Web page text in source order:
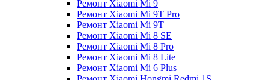
Ремонт Xiaomi Mi 9
Ремонт Xiaomi Mi 9T Pro
Ремонт Xiaomi Mi 9T
Ремонт Xiaomi Mi 8 SE
Ремонт Xiaomi Mi 8 Pro
Ремонт Xiaomi Mi 8 Lite
Ремонт Xiaomi Mi 6 Plus